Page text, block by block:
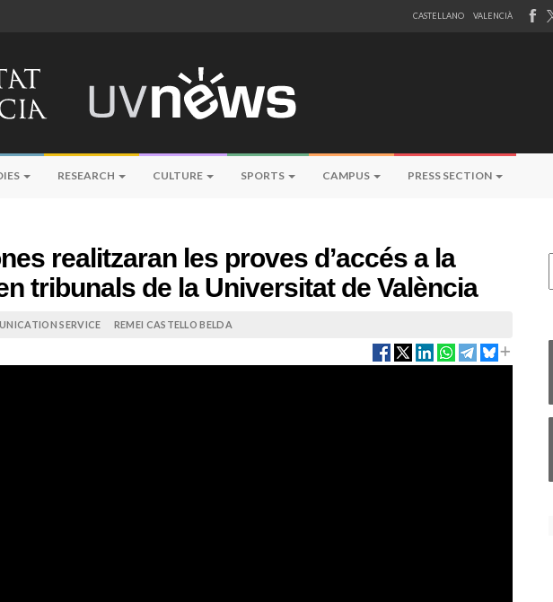
CASTELLANO VALENCIÀ
RESEARCH CULTURE SPORTS CAMPUS PRESS SECTION
realitzaran les proves d’accés a la
tribunals de la Universitat de València
SERVICE REMEI CASTELLO BELDA